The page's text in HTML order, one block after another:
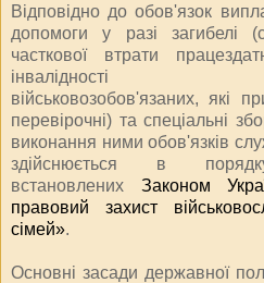
Відповідно до обов'язок
допомоги у разі загибелі
часткової втрати
інвалідності
військовозобов'язаних, які
перевірочні) та спеціальні
виконання ними обов'язків
здійснюється в
встановлених Законом
правовий захист
сімей».
Основні засади державної